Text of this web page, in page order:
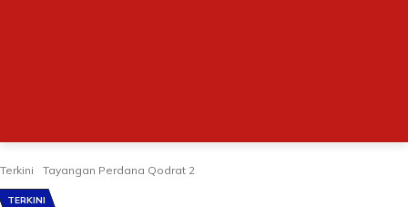
Terkini Tayangan Perdana Qodrat 2
TERKINI